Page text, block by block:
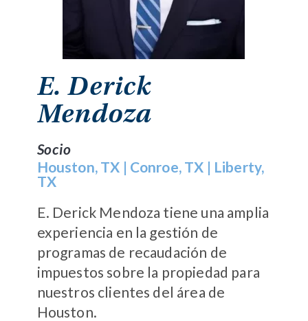
E. Derick
Mendoza
Socio
Houston, TX | Conroe, TX | Liberty,
TX
E. Derick Mendoza tiene una amplia
experiencia en la gestión de
programas de recaudación de
impuestos sobre la propiedad para
nuestros clientes del área de
Houston.